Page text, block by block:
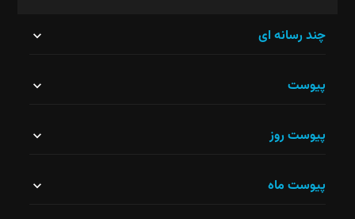
نباید
شود.
چند رسانه ای
پیوست
پیوست روز
پیوست ماه